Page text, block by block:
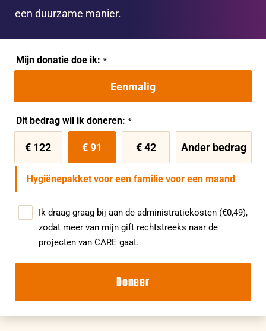
een duurzame manier.
Mijn donatie doe ik:
Eenmalig
Dit bedrag wil ik doneren:
€ 122 € 91 € 42 Ander bedrag
Hygiënepakket voor een familie voor een maand
Ik draag graag bij aan de administratiekosten (€0,49),
zodat meer van mijn gift rechtstreeks naar de
projecten van CARE gaat.
Doneer